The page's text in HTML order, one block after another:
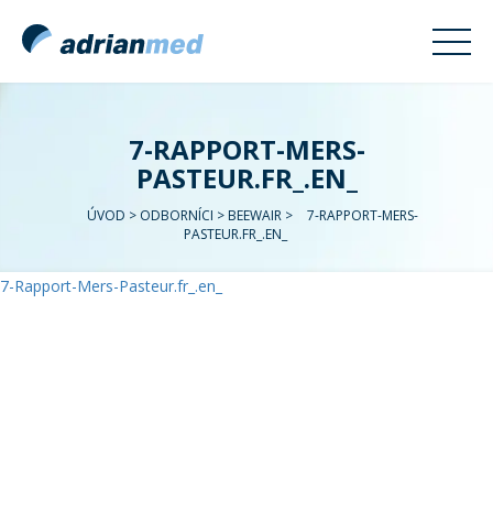
7-RAPPORT-MERS-
PASTEUR.FR_.EN_
ÚVOD > ODBORNÍCI > BEEWAIR>
7-RAPPORT-MERS-
PASTEUR.FR_.EN_
7-Rapport-Mers-Pasteur.fr_.en_